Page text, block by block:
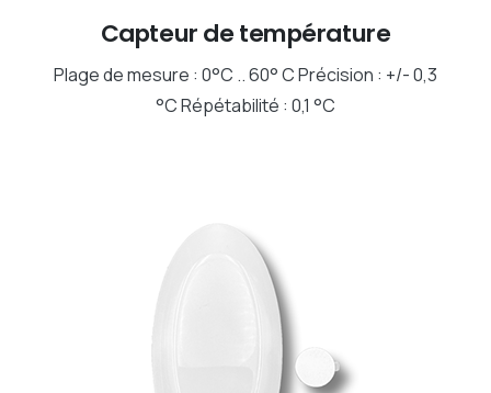
Capteur de température
Plage de mesure : 0°C .. 60° C Précision : +/- 0,3
°C Répétabilité : 0,1 °C